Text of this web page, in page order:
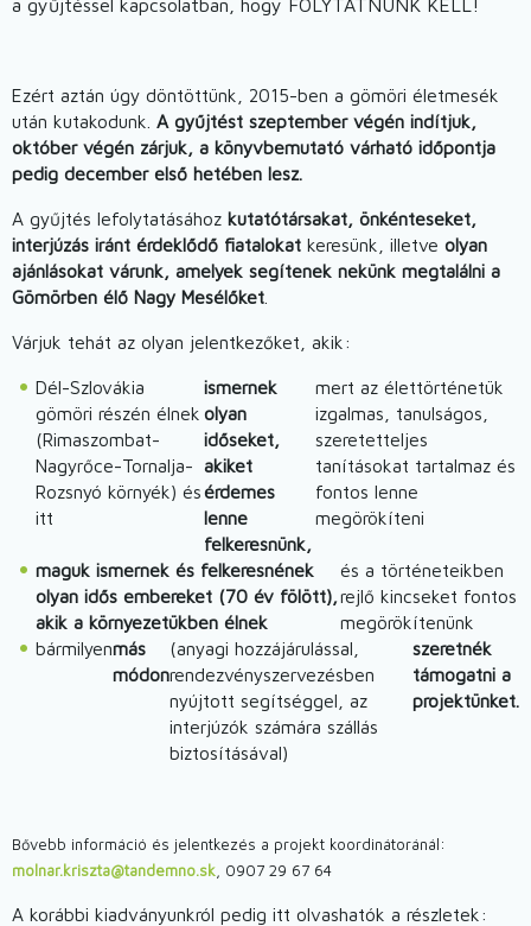
a gyűjtéssel kapcsolatban, hogy FOLYTATNUNK KELL!
Ezért aztán úgy döntöttünk, 2015-ben a gömöri életmesék
után kutakodunk. A gyűjtést szeptember végén indítjuk,
október végén zárjuk, a könyvbemutató várható időpontja
pedig december első hetében lesz.
A gyűjtés lefolytatásához kutatótársakat, önkénteseket,
interjúzás iránt érdeklődő fiatalokat keresünk, illetve olyan
ajánlásokat várunk, amelyek segítenek nekünk megtalálni a
Gömörben élő Nagy Mesélőket
Várjuk tehát az olyan jelentkezőket, akik:
Dél-Szlovákia
gömöri részén élnek
(Rimaszombat-
Nagyrőce-Tornalja-
Rozsnyó környék) és
itt
ismernek
olyan
időseket,
akiket
érdemes
lenne
felkeresnünk,
mert az élettörténetük
izgalmas, tanulságos,
szeretetteljes
tanításokat tartalmaz és
fontos lenne
megörökíteni
maguk ismernek és felkeresnének
olyan idős embereket (70 év fölött),
akik a környezetükben élnek
és a történeteikben
rejlő kincseket fontos
megörökítenünk
bármilyenmás
módon
(anyagi hozzájárulással,
rendezvényszervezésben
nyújtott segítséggel, az
interjúzók számára szállás
biztosításával)
szeretnék
támogatni a
projektünket.
Bővebb információ és jelentkezés a projekt koordinátoránál:
molnar.kriszta@tandemno.sk , 0907 29 67 64
A korábbi kiadványunkról pedig itt olvashatók a részletek: